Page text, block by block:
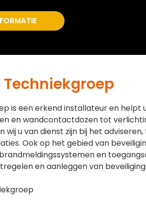
Techniekgroep
is een erkend installateur en
en wandcontactdozen tot
wij u van dienst zijn bij het
Ook op het gebied van
en
en aanleggen van